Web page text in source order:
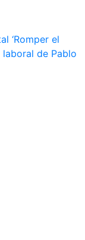
‘Romper el
laboral de Pablo